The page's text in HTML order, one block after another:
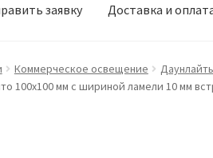
заявку Доставка и
Доставка и
Коммерческое освещение
100х100 мм с шириной ламели 10 мм